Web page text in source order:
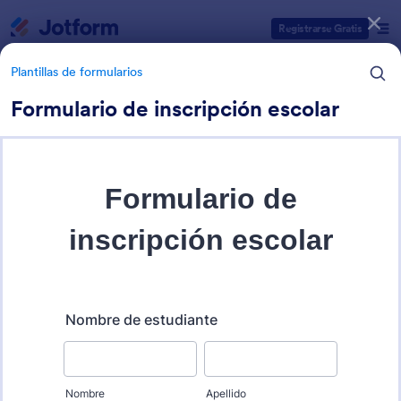
Registrarse Gratis
Plantillas de formularios
Formulario de inscripción escolar
Plantillas de formularios
Formularios de educación
Categorías de plantillas de formulario